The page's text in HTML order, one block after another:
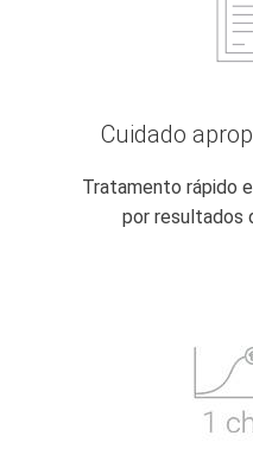
Cuidado
Tratamento rápido
por resultados